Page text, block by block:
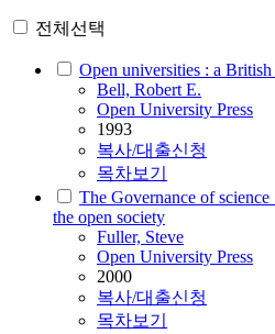
전체선택
Open universities : a
Bell, Robert E.
Open University Press
1993
복사/대출신청
목차보기
The Governance of
the open society
Fuller, Steve
Open University Press
2000
복사/대출신청
목차보기